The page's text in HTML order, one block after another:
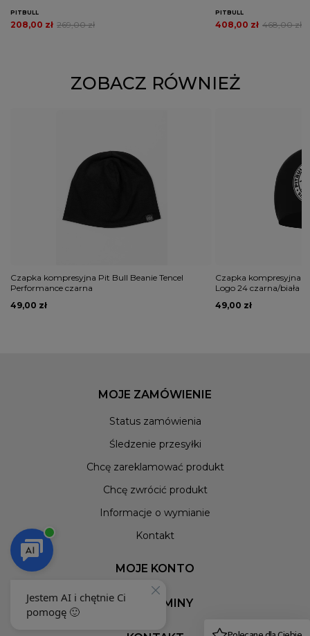
PITBULL
269,00 zł
208,00 zł
PITBULL
468,00 zł
408,00 zł
ZOBACZ RÓWNIEŻ
Czapka kompresyjna Pit Bull Beanie Tencel
Performance czarna
49,00 zł
Czapka kompresyjna
Logo 24 czarna/biała
49,00 zł
MOJE ZAMÓWIENIE
Status zamówienia
Śledzenie przesyłki
Chcę zareklamować produkt
Chcę zwrócić produkt
Informacje o wymianie
Kontakt
MOJE KONTO
REGULAMINY